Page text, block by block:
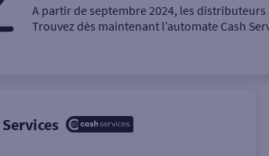
Retrait de billets €
A partir de septembre 2024, les
Trouvez dès maintenant l’automate Cash